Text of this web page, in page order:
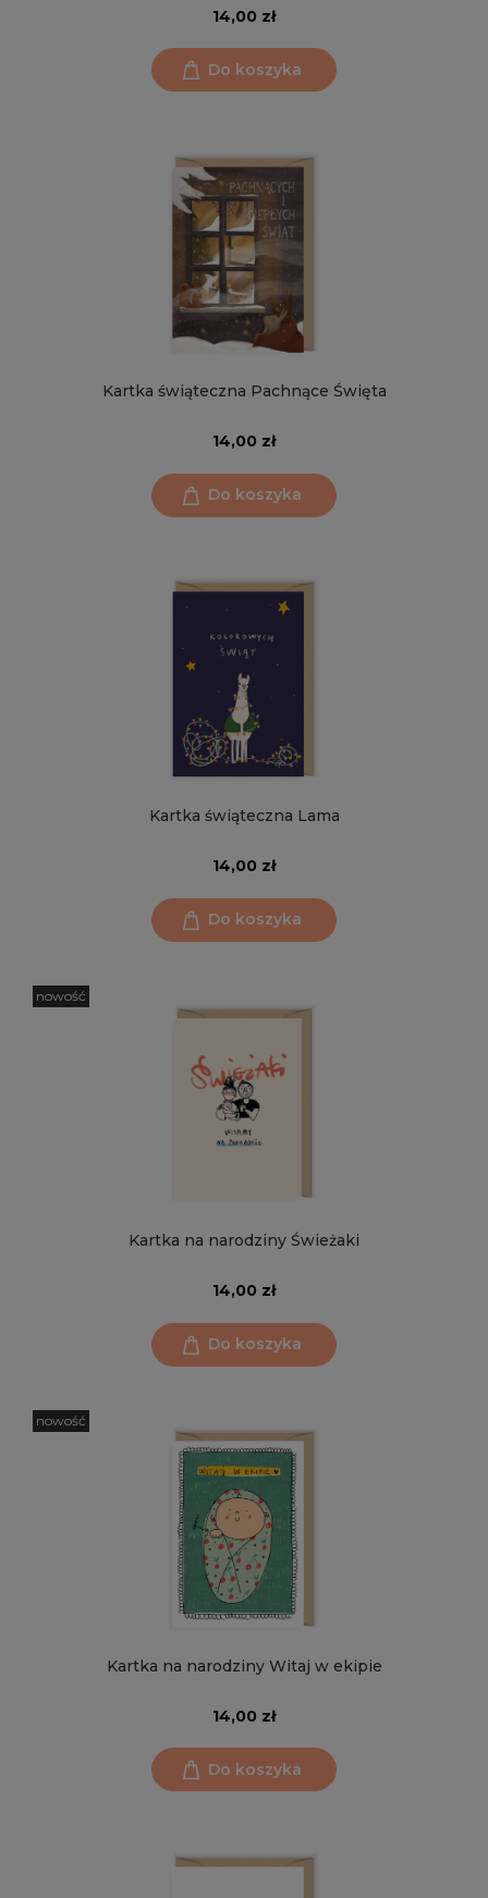
14,00 zł
Do koszyka
Kartka świąteczna Pachnące Święta
14,00 zł
Do koszyka
Kartka świąteczna Lama
14,00 zł
Do koszyka
Kartka na narodziny Świeżaki
14,00 zł
Do koszyka
nowość
Kartka na narodziny Witaj w ekipie
14,00 zł
Do koszyka
nowość